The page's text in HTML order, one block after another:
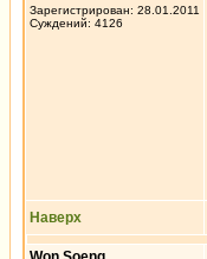
Зарегистрирован: 28.01.2011
Суждений: 4126
Наверх